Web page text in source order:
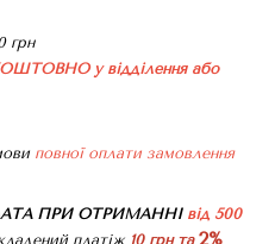
грн
у відділення або
повної оплати замовлення
ПРИ ОТРИМАННІ від 500
платіж 10 грн та 2%